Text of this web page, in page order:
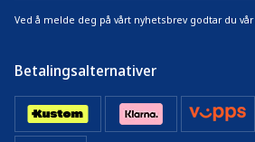
Ved å melde deg på vårt nyhetsbrev godtar du vår
Betalingsalternativer